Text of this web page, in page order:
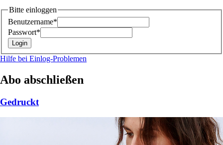
Bitte einloggen
Benutzername*
Passwort*
Hilfe bei Einlog-Problemen
Abo abschließen
Gedruckt